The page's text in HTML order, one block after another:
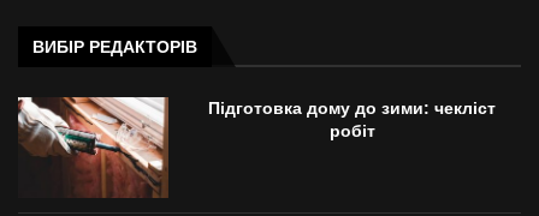
ВИБІР РЕДАКТОРІВ
Підготовка дому до зими: чекліст
робіт